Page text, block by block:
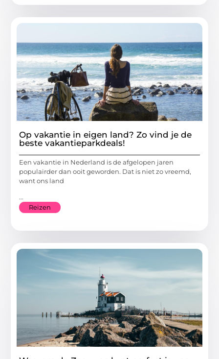
Op vakantie in eigen land? Zo vind je de
beste vakantieparkdeals!
Een vakantie in Nederland is de afgelopen jaren
populairder dan ooit geworden. Dat is niet zo vreemd,
want ons land
...
Reizen